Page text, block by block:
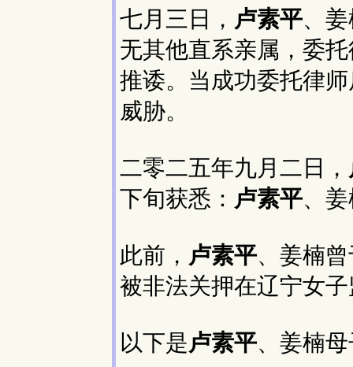
七月三日， 卢素平、
无其他直系亲属，委
推诿。当成功委托律
威胁。
二零二五年九月二日，
下旬获悉： 卢素平、
此前， 卢素平、姜楠
被非法关押在辽宁女
以下是卢素平、姜楠